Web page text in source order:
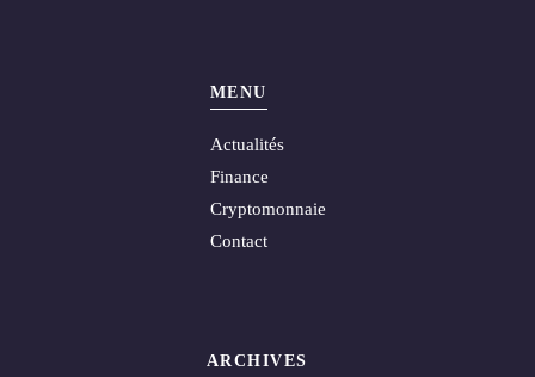
MENU
Actualités
Finance
Cryptomonnaie
Contact
ARCHIVES